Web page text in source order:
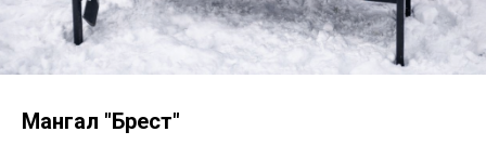
Мангал "Брест"